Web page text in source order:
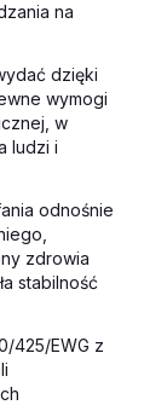
na
dzięki
wymogi
w
ludzi i
odnośnie
zdrowia
stabilność
425/EWG z